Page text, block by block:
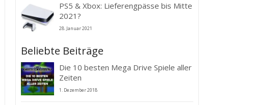
PS5 & Xbox: Lieferengpässe bis Mitte
2021?
28. Januar 2021
Beliebte Beiträge
Die 10 besten Mega Drive Spiele aller
Zeiten
1. Dezember 2018